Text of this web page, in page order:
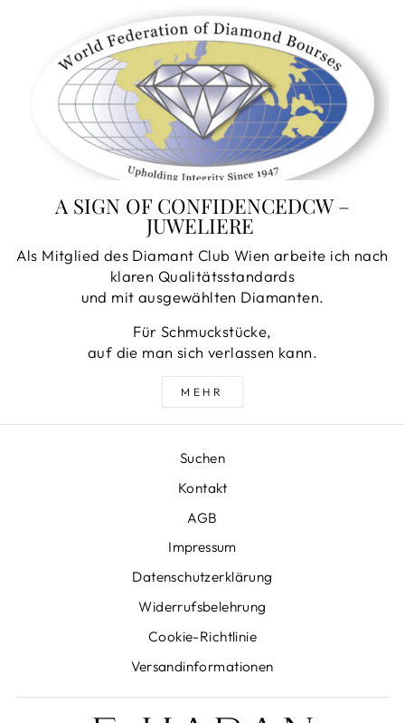
A SIGN OF CONFIDENCEDCW –
JUWELIERE
Als Mitglied des Diamant Club Wien arbeite ich nach
klaren Qualitätsstandards
und mit ausgewählten Diamanten.
Für Schmuckstücke,
auf die man sich verlassen kann.
MEHR
Suchen
Kontakt
AGB
Impressum
Datenschutzerklärung
Widerrufsbelehrung
Cookie-Richtlinie
Versandinformationen